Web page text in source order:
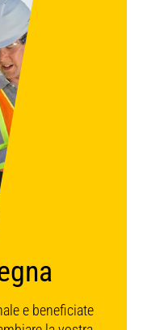
e beneficiate